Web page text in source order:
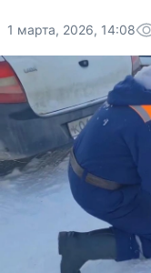
1 марта, 2026, 14:08